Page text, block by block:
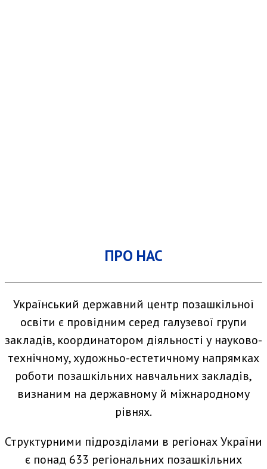
ПРО НАС
Український державний центр позашкільної
освіти є провідним серед галузевої групи
закладів, координатором діяльності у науково-
технічному, художньо-естетичному напрямках
роботи позашкільних навчальних закладів,
визнаним на державному й міжнародному
рівнях.
Структурними підрозділами в регіонах України
є понад 633 регіональних позашкільних